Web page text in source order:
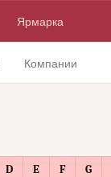
Ярмарка
Компании
D E F G